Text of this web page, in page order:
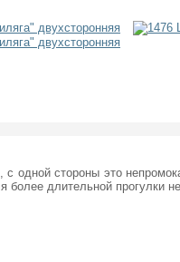
одной стороны это
длительной прогулки